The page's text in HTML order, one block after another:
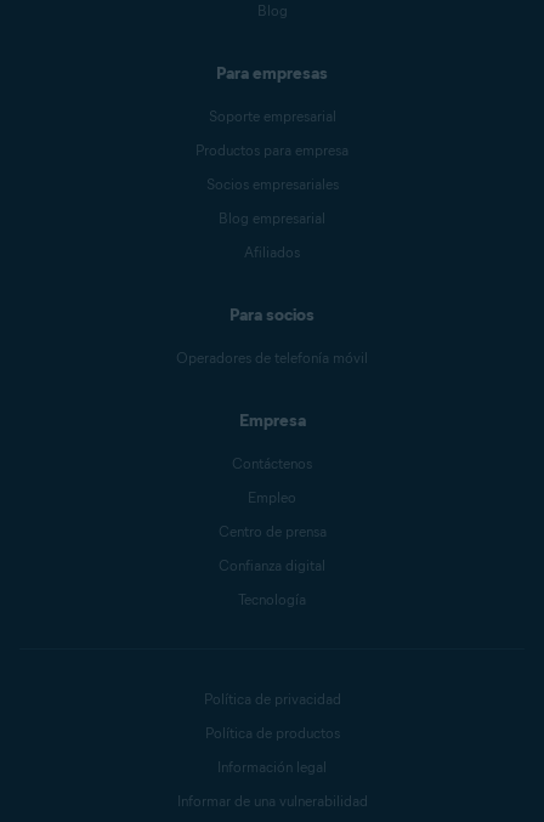
Blog
Para empresas
Soporte empresarial
Productos para empresa
Socios empresariales
Blog empresarial
Afiliados
Para socios
Operadores de telefonía móvil
Empresa
Contáctenos
Empleo
Centro de prensa
Confianza digital
Tecnología
Política de privacidad
Política de productos
Información legal
Informar de una vulnerabilidad